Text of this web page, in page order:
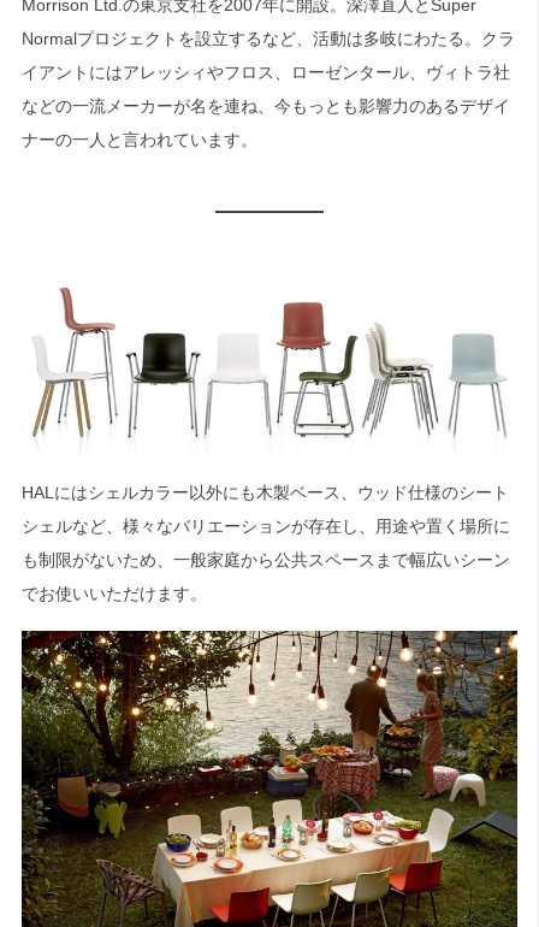
Morrison Ltd.の東京支社を2007年に開設。深澤直人とSuper
Normalプロジェクトを設立するなど、活動は多岐にわたる。クラ
イアントにはアレッシィやフロス、ローゼンタール、ヴィトラ社
などの一流メーカーが名を連ね、今もっとも影響力のあるデザイ
ナーの一人と言われています。
HALにはシェルカラー以外にも木製ベース、ウッド仕様のシート
シェルなど、様々なバリエーションが存在し、用途や置く場所に
も制限がないため、一般家庭から公共スペースまで幅広いシーン
でお使いいただけます。